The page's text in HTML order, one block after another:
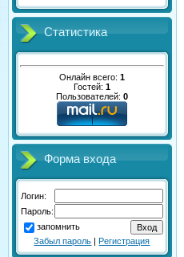
Статистика
Онлайн всего: 1
Гостей: 1
Пользователей: 0
Форма входа
Логин:
Пароль:
запомнить
Забыл пароль |Регистрация